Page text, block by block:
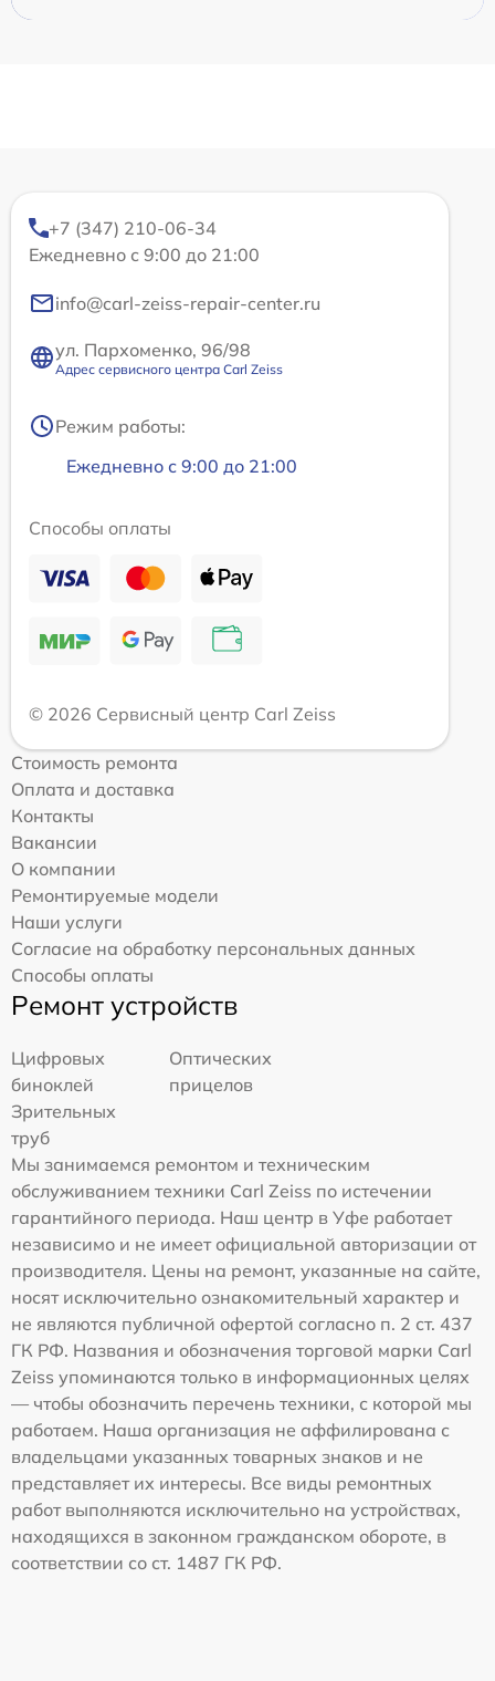
+7 (347) 210-06-34
Ежедневно с 9:00 до 21:00
info@carl-zeiss-repair-center.ru
ул. Пархоменко, 96/98
Адрес сервисного центра Carl Zeiss
Режим работы:
Ежедневно с 9:00 до 21:00
Способы оплаты
© 2026 Сервисный центр Carl Zeiss
Стоимость ремонта
Оплата и доставка
Контакты
Вакансии
О компании
Ремонтируемые модели
Наши услуги
Согласие на обработку персональных данных
Способы оплаты
Ремонт устройств
Цифровых
биноклей
Оптических
прицелов
Зрительных
труб
Мы занимаемся ремонтом и техническим
обслуживанием техники Carl Zeiss по истечении
гарантийного периода. Наш центр в Уфе работает
независимо и не имеет официальной авторизации от
производителя. Цены на ремонт, указанные на сайте,
носят исключительно ознакомительный характер и
не являются публичной офертой согласно п. 2 ст. 437
ГК РФ. Названия и обозначения торговой марки Carl
Zeiss упоминаются только в информационных целях
— чтобы обозначить перечень техники, с которой мы
работаем. Наша организация не аффилирована с
владельцами указанных товарных знаков и не
представляет их интересы. Все виды ремонтных
работ выполняются исключительно на устройствах,
находящихся в законном гражданском обороте, в
соответствии со ст. 1487 ГК РФ.